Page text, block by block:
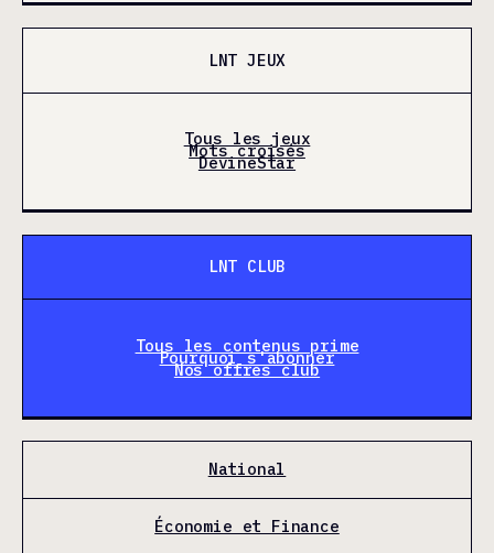
LNT JEUX
Tous les jeux
Mots croisés
DevineStar
LNT CLUB
Tous les contenus prime
Pourquoi s'abonner
Nos offres club
National
Économie et Finance